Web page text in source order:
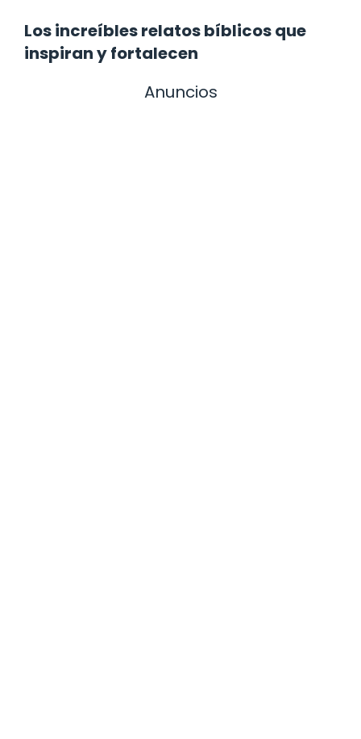
Los increíbles relatos bíblicos que
inspiran y fortalecen
Anuncios